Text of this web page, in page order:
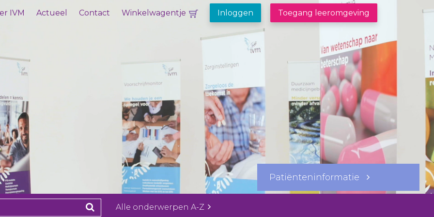
IVM Actueel Contact Winkelwagentje Inloggen Toegang leeromgeving
Alle onderwerpen A-Z
Patiënteninformatie